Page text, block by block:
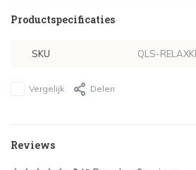
Productspecificaties
SKU QLS-
Vergelijk Delen
Reviews